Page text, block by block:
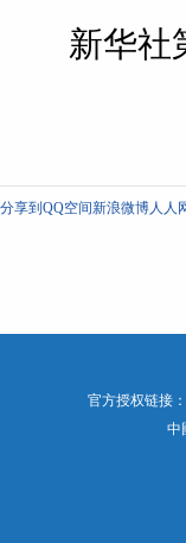
新华社第
分享到 QQ空间新浪微博人人
官方授权链接：
中